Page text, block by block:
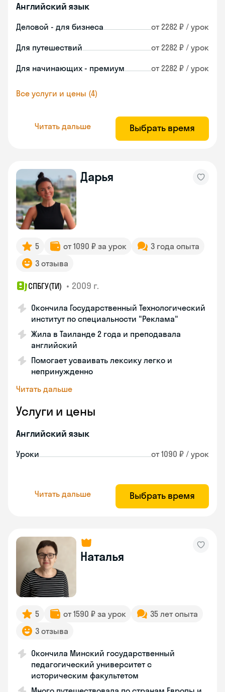
Английский язык
Деловой - для бизнеса от 2282 ₽ / урок
Для путешествий от 2282 ₽ / урок
Для начинающих - премиум от 2282 ₽ / урок
Все услуги и цены (4)
Читать дальше Выбрать время
Дарья
5 от 1090 ₽ за урок
3 года опыта
3 отзыва
СПБГУ(ТИ) • 2009 г.
Окончила Государственный Технологический
институт по специальности "Реклама"
Жила в Таиланде 2 года и преподавала
английский
Помогает усваивать лексику легко и
непринужденно
Читать дальше
Услуги и цены
Английский язык
Уроки от 1090 ₽ / урок
Читать дальше Выбрать время
Наталья
5 от 1590 ₽ за урок
35 лет опыта
3 отзыва
Окончила Минский государственный
педагогический университет с
историческим факультетом